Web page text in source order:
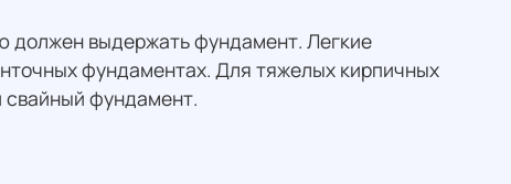
должен выдержать фундамент. Легкие
фундаментах. Для тяжелых кирпичных
свайный фундамент.